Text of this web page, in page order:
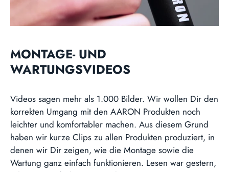
MONTAGE- UND
WARTUNGSVIDEOS
Videos sagen mehr als 1.000 Bilder. Wir wollen Dir den
korrekten Umgang mit den AARON Produkten noch
leichter und komfortabler machen. Aus diesem Grund
haben wir kurze Clips zu allen Produkten produziert, in
denen wir Dir zeigen, wie die Montage sowie die
Wartung ganz einfach funktionieren. Lesen war gestern,